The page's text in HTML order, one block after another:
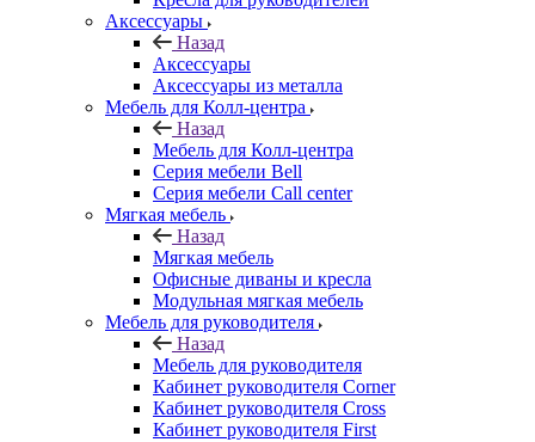
Аксессуары
Назад
Аксессуары
Аксессуары из металла
Мебель для Колл-центра
Назад
Мебель для Колл-центра
Серия мебели Bell
Серия мебели Call center
Мягкая мебель
Назад
Мягкая мебель
Офисные диваны и кресла
Модульная мягкая мебель
Мебель для руководителя
Назад
Мебель для руководителя
Кабинет руководителя Corner
Кабинет руководителя Cross
Кабинет руководителя First